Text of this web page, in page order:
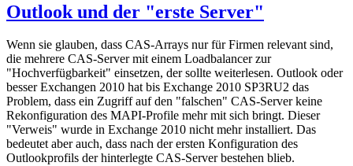
Outlook und der "erste Server"
Wenn sie glauben, dass CAS-Arrays nur für Firmen relevant sind,
die mehrere CAS-Server mit einem Loadbalancer zur
"Hochverfügbarkeit" einsetzen, der sollte weiterlesen. Outlook oder
besser Exchangen 2010 hat bis Exchange 2010 SP3RU2 das
Problem, dass ein Zugriff auf den "falschen" CAS-Server keine
Rekonfiguration des MAPI-Profile mehr mit sich bringt. Dieser
"Verweis" wurde in Exchange 2010 nicht mehr installiert. Das
bedeutet aber auch, dass nach der ersten Konfiguration des
Outlookprofils der hinterlegte CAS-Server bestehen blieb.